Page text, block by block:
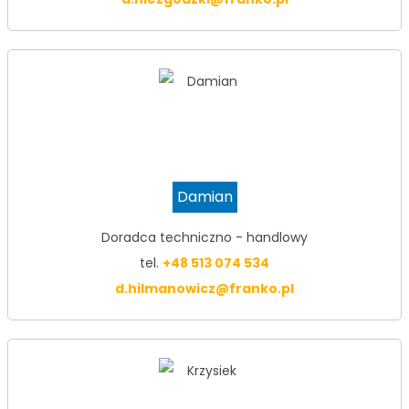
Damian
Doradca techniczno - handlowy
tel. +48 513 074 534
d.hilmanowicz@franko.pl